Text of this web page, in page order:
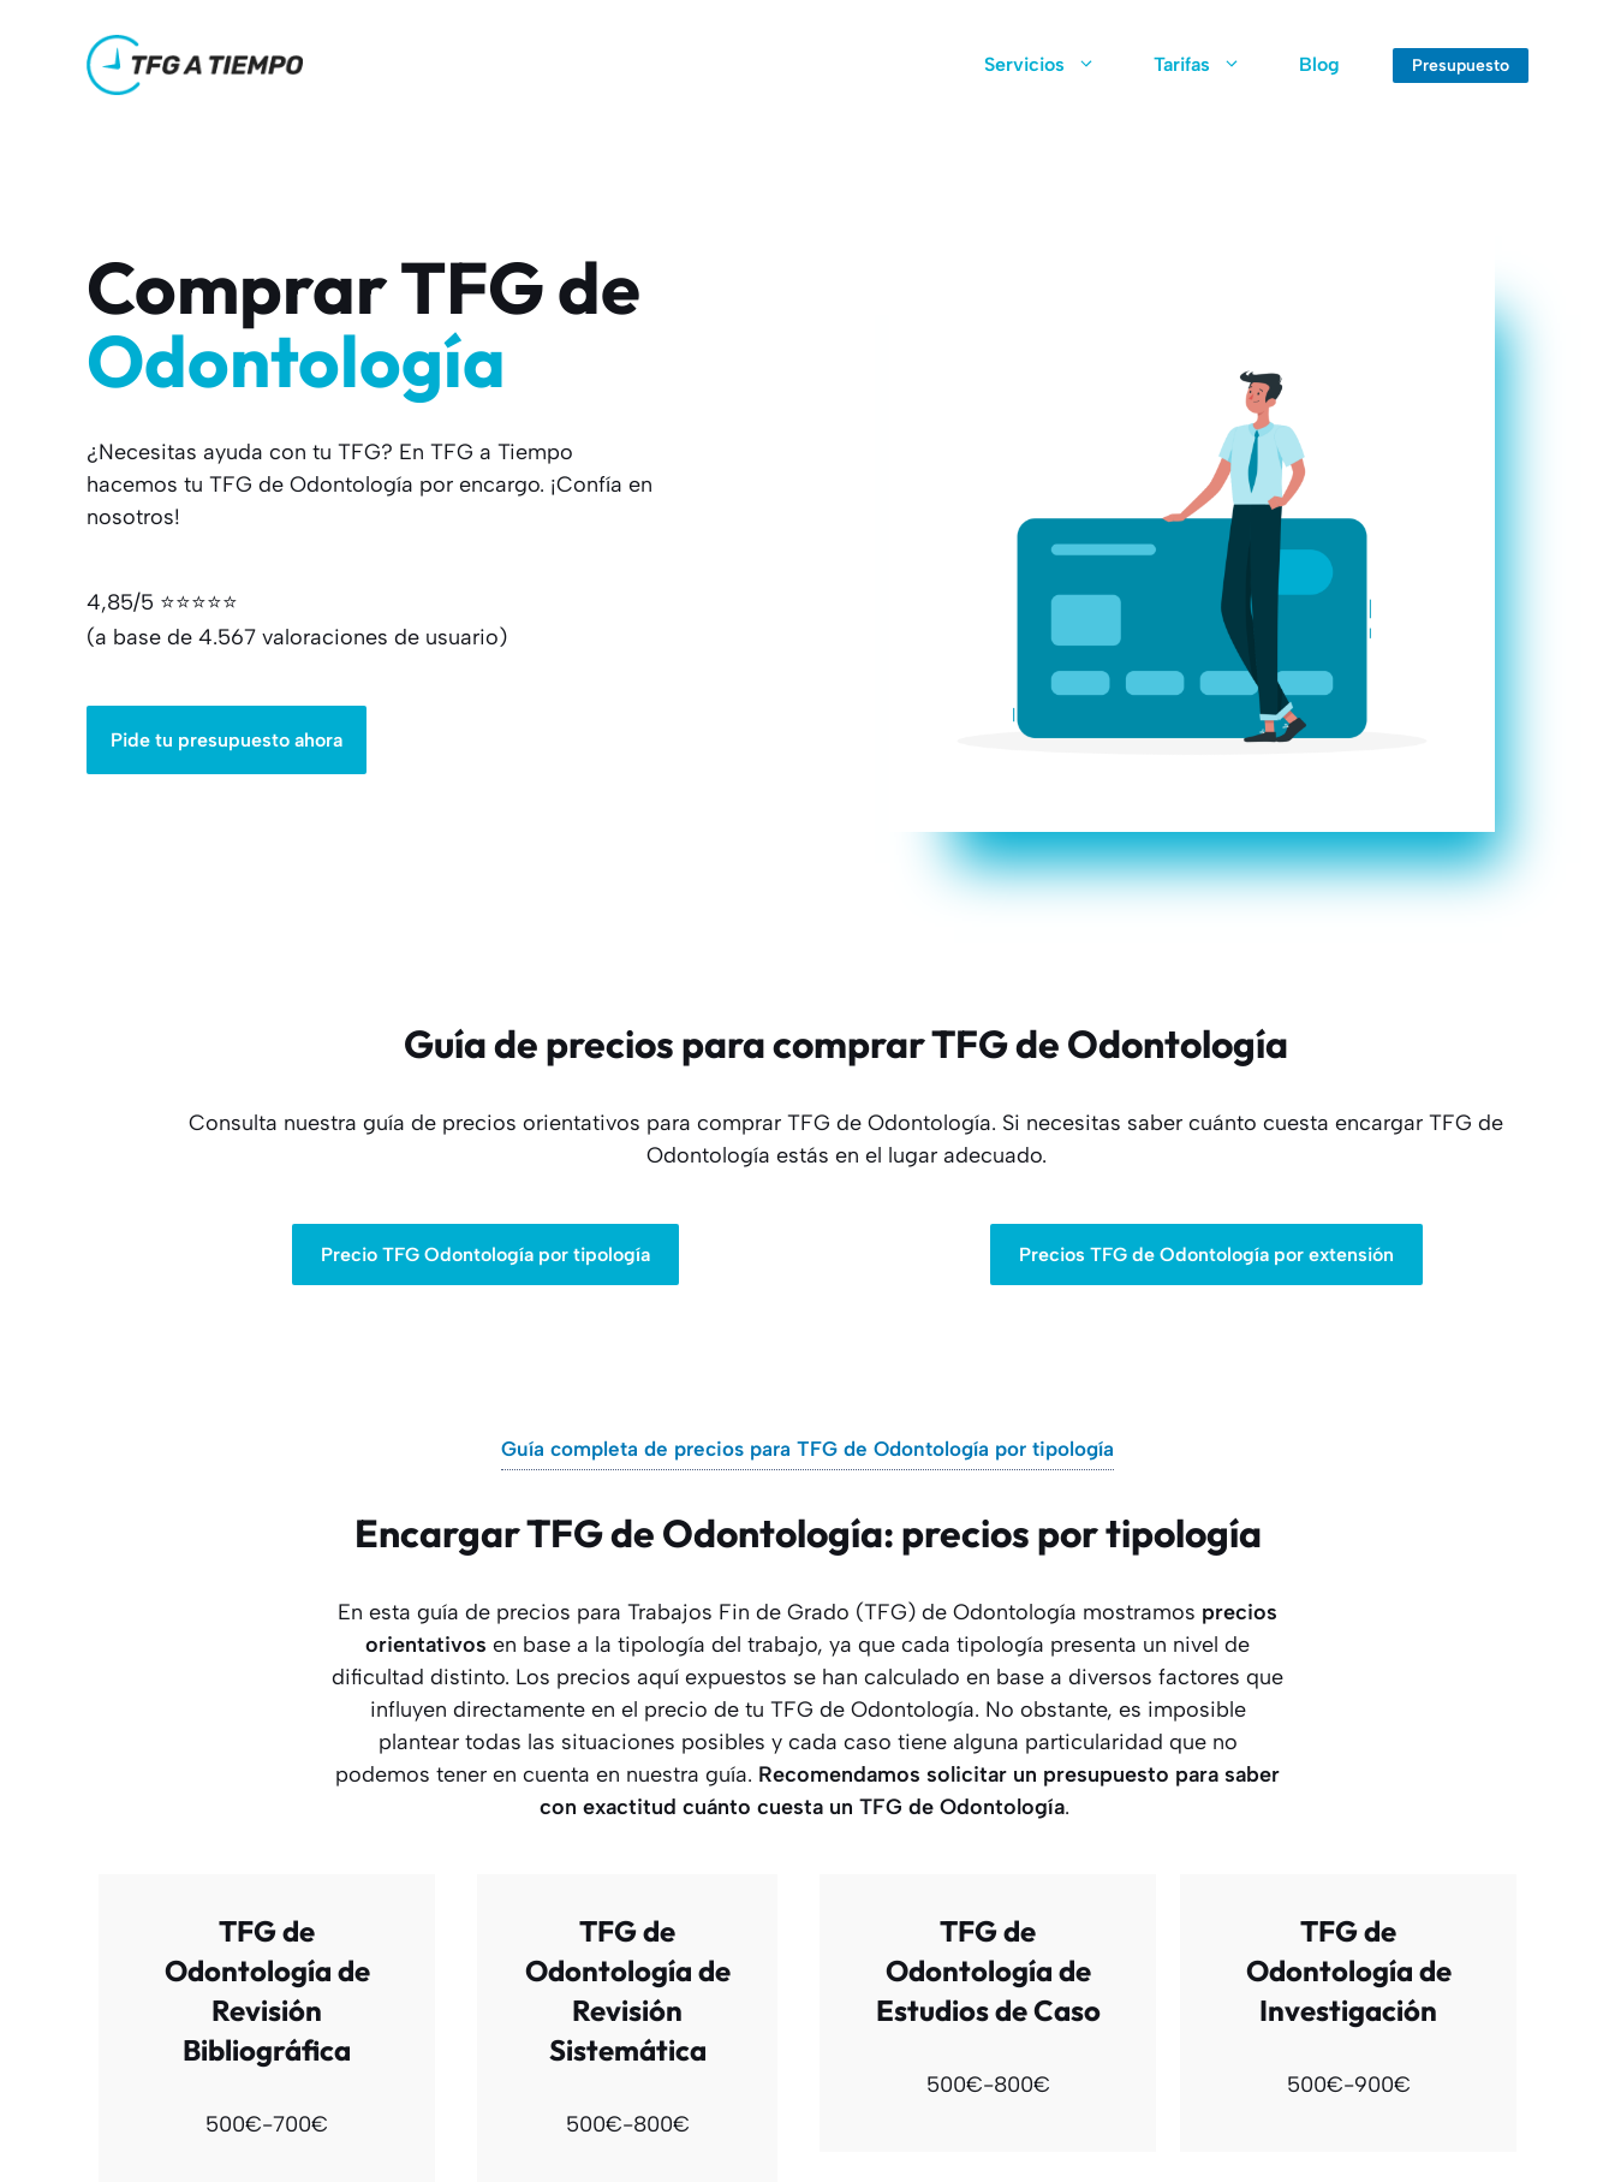
contenido
Servicios Tarifas Blog Presupuesto
Comprar TFG de
Odontología
¿Necesitas ayuda con tu TFG? En TFG a Tiempo
hacemos tu TFG de Odontología por encargo. ¡Confía en
nosotros!
4,85/5 ⭐⭐⭐⭐⭐
(a base de 4.567 valoraciones de usuario)
Pide tu presupuesto ahora
Guía de precios para comprar TFG de Odontología
Consulta nuestra guía de precios orientativos para comprar TFG de Odontología. Si necesitas saber cuánto cuesta encargar TFG de
Odontología estás en el lugar adecuado.
Precio TFG Odontología por tipología Precios TFG de Odontología por extensión
Guía completa de precios para TFG de Odontología por tipología
Encargar TFG de Odontología: precios por tipología
En esta guía de precios para Trabajos Fin de Grado (TFG) de Odontología mostramos precios
orientativos en base a la tipología del trabajo, ya que cada tipología presenta un nivel de
dificultad distinto. Los precios aquí expuestos se han calculado en base a diversos factores que
influyen directamente en el precio de tu TFG de Odontología. No obstante, es imposible
plantear todas las situaciones posibles y cada caso tiene alguna particularidad que no
podemos tener en cuenta en nuestra guía. Recomendamos solicitar un presupuesto para saber
con exactitud cuánto cuesta un TFG de Odontología.
TFG de
Odontología de
Revisión
Bibliográfica
500€-700€
TFG de
Odontología de
Revisión
Sistemática
500€-800€
TFG de
Odontología de
Estudios de Caso
500€-800€
TFG de
Odontología de
Investigación
500€-900€